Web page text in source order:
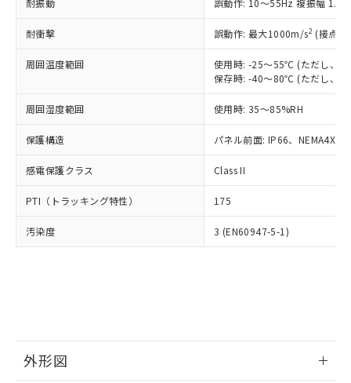
耐振動 誤動作: 10～55Hz 複振幅
耐衝撃 誤動作: 最大1000m/s2 (接点
周囲温度範囲
使用時: -25～55℃ (ただし、氷
保存時: -40～80℃ (ただし、氷
周囲湿度範囲 使用時: 35～85%RH
保護構造 パネル前面: IP66、NEMA4X,
感電保護クラス Class II
PTI（トラッキング特性） 175
汚染度 3 (EN60947-5-1)
外形図
正式な納期状況および標準価格はお客
様のお取引先、またはお客様担当のオ
ムロン制御機器販売店・当社販売員に
オムロン制御機器販売店や当社販売拠
販売ネットワーク
」をご確認
在庫状況および標準価格結果を当社の
事前の承諾なく第三者に漏洩または開
示しないようお願いします。
マイパーツ機能（部品リスト作成サー
ビス）をご利用いただくには、I-Web
メンバーズにご登録されている必要が
お客様が当ウェブサイト上で当社にご
但し、RoHS指令で産業用監視および制御機器に対する
適用除外項目は除く。
フタル酸エステル類の４物質については閾値を超える意
図的な使用がないことを確認しています。
部品在庫の切り替え状況などにより、予定
月が前後することがあります。
※3 非含有証明書ダウンロード
51物質の非含有証明書（当社基準）
※本証明書は発行日時点で非含有を証明す
るもので、過去に遡って非含有を証明する
DBP(フタル酸ジブチル) : 1000ppm、 DIBP(フタル酸ジ
イソブチル) : 1000ppm、 BBP(フタル酸ブチルベンジ
DEHP(フタル酸ビス(2-エチルヘキシル)) : 1000ppm
準値以下であることを示します。
「10」：通常の使用状況下において有害物
質が外部に漏えいし、環境に深刻な影響を
及ぼさない年数を意味します。
「－」：未確認です。当社販売部門へお問
全に破砕するなど、違法に輸出されな
いよう必要な手段を講じます。
当社は貴社製品を、核兵器、ミサイ
ル、化学兵器、生物兵器またはその他
武器並びにこれらの製造装置等に一切
当社は、貴社製品を第三者に販売する
場合は、上記1、2および3の内容を当
該第三者に通知します。また当社は、
販売先および販売に係わる関係者が違
法に輸出するおそれがある場合は、取
り引きをいたしません。
一定数には満たないが在庫あり
－
在庫なし(最新の在庫状況につ
いては、お客様のお取引先、ま
たはお客様担当のオムロン制御
機器販売店・当社販売員にご確
空
受注生産機種、また在庫状況の
情報を公開していない機種